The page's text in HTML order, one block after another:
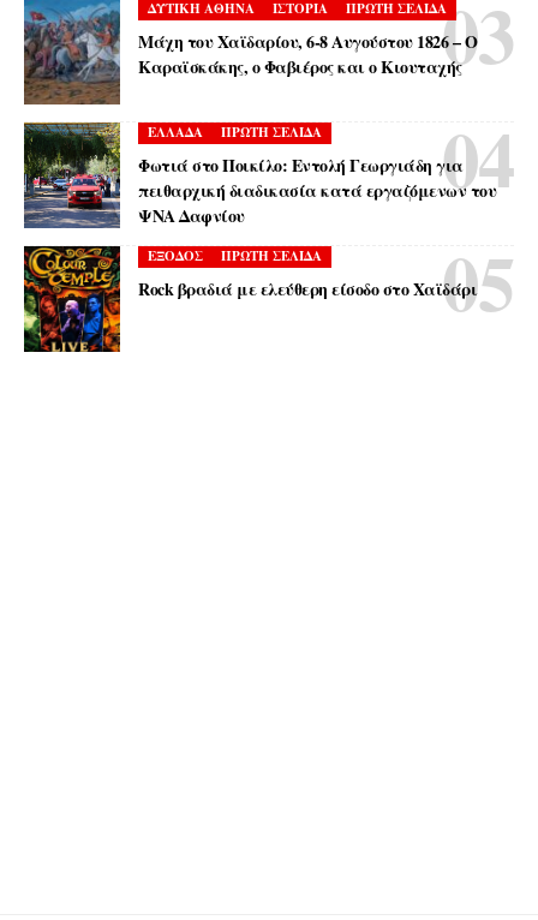
ΔΥΤΙΚΗ ΑΘΗΝΑ ΙΣΤΟΡΙΑ ΠΡΩΤΗ ΣΕΛΙΔΑ
Μάχη του Χαϊδαρίου, 6-8 Αυγούστου 1826 – Ο
Καραϊσκάκης, ο Φαβιέρος και ο Κιουταχής
ΕΛΛΑΔΑ ΠΡΩΤΗ ΣΕΛΙΔΑ
Φωτιά στο Ποικίλο: Εντολή Γεωργιάδη για
πειθαρχική διαδικασία κατά εργαζόμενων του
ΨΝΑ Δαφνίου
ΕΞΟΔΟΣ ΠΡΩΤΗ ΣΕΛΙΔΑ
Rock βραδιά με ελεύθερη είσοδο στο Χαϊδάρι